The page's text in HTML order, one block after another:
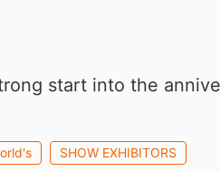
start into the
SHOW EXHIBITORS